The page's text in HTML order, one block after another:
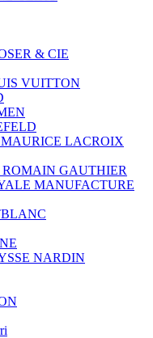
& CIE
VUITTON
MAURICE LACROIX
ROMAIN GAUTHIER
MANUFACTURE
NARDIN